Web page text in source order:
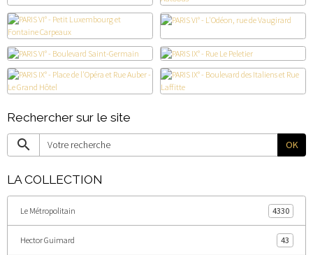
Rechercher sur le site
OK
LA COLLECTION
Le Métropolitain 4330
Hector Guimard 43